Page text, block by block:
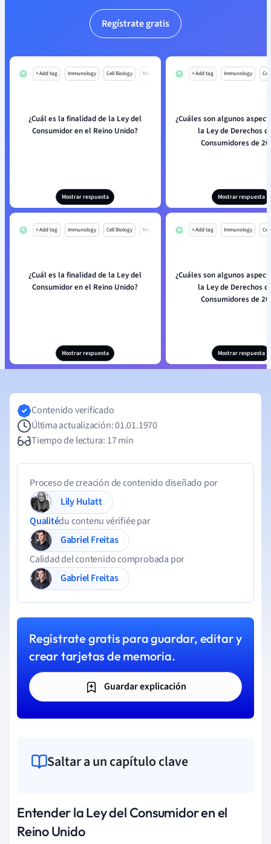
Regístrate gratis
+ Add tag Immunology Cell Biology Mo
¿Cuál es la finalidad de la Ley del
Consumidor en el Reino Unido?
Mostrar respuesta
+ Add tag Immunology
¿Cuáles son algunos
la Ley de Derechos
Consumidores de
Mostrar respuesta
+ Add tag Immunology Cell Biology Mo
¿Cuál es la finalidad de la Ley del
Consumidor en el Reino Unido?
Mostrar respuesta
+ Add tag Immunology
¿Cuáles son algunos
la Ley de Derechos
Consumidores de
Mostrar respuesta
Contenido verificado
Última actualización: 01.01.1970
Tiempo de lectura: 17 min
Proceso de creación de contenido diseñado por
Lily Hulatt
Qualitédu contenu vérifiée par
Gabriel Freitas
Calidad del contenido comprobada por
Gabriel Freitas
Regístrate gratis para guardar, editar y
crear tarjetas de memoria.
Guardar explicación
Saltar a un capítulo clave
Entender la Ley del Consumidor en el
Reino Unido